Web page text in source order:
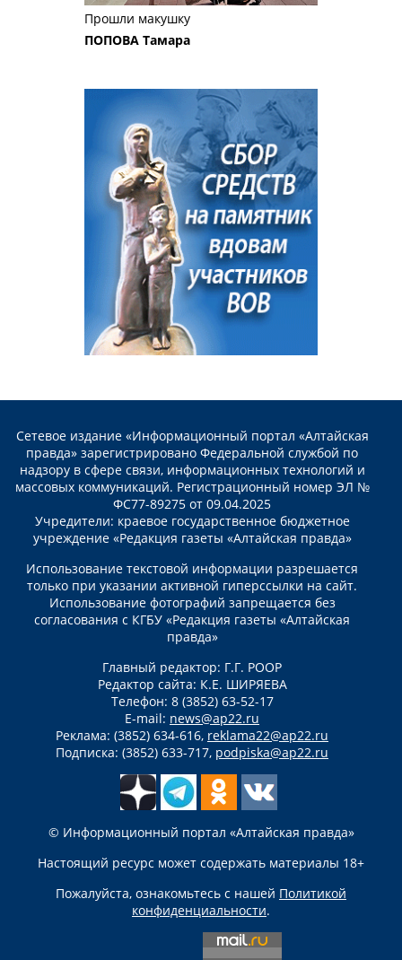
Прошли макушку
ПОПОВА Тамара
Сетевое издание «Информационный портал «Алтайская
правда» зарегистрировано Федеральной службой по
надзору в сфере связи, информационных технологий и
массовых коммуникаций. Регистрационный номер ЭЛ №
ФС77-89275 от 09.04.2025
Учредители: краевое государственное бюджетное
учреждение «Редакция газеты «Алтайская правда»
Использование текстовой информации разрешается
только при указании активной гиперссылки на сайт.
Использование фотографий запрещается без
согласования с КГБУ «Редакция газеты «Алтайская
правда»
Главный редактор: Г.Г. РООР
Редактор сайта: К.Е. ШИРЯЕВА
Телефон: 8 (3852) 63-52-17
E-mail: news@ap22.ru
Реклама: (3852) 634-616, reklama22@ap22.ru
Подписка: (3852) 633-717, podpiska@ap22.ru
© Информационный портал «Алтайская правда»
Настоящий ресурс может содержать материалы 18+
Пожалуйста, ознакомьтесь с нашей Политикой
конфиденциальности.